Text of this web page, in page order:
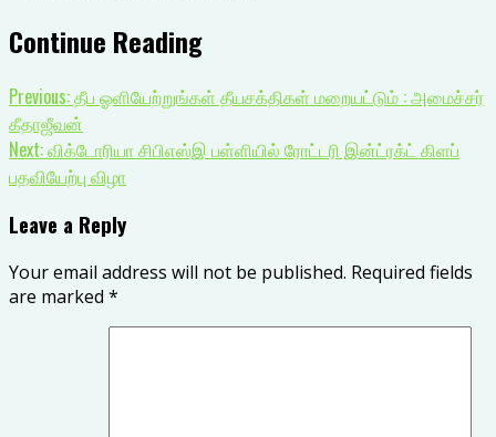
Continue Reading
Previous:தீப ஓளியேற்றுங்கள் தீயசக்திகள் மறையட்டும் : அமைச்சர்
கீதாஜீவன்
Next:விக்டோரியா சிபிஎஸ்இ பள்ளியில் ரோட்டரி இன்ட்ரக்ட் கிளப்
பதவியேற்பு விழா
Leave a Reply
Your email address will not be published. Required fields
are marked *